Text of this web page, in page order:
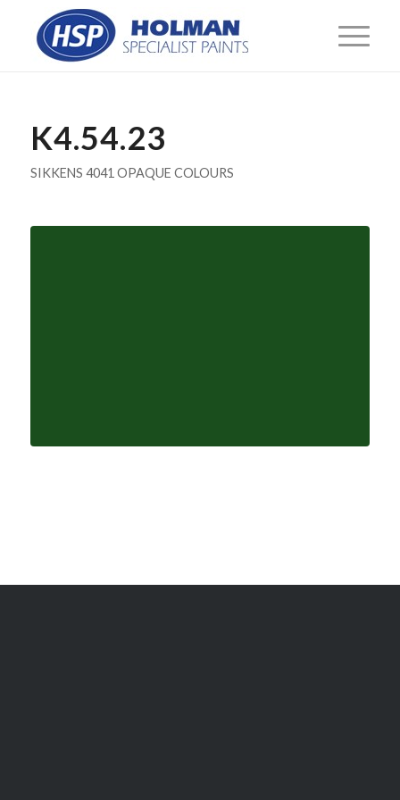
K4.54.23
SIKKENS 4041 OPAQUE COLOURS